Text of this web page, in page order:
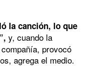
la canción, lo que
y, cuando la
provocó
agrega el medio.